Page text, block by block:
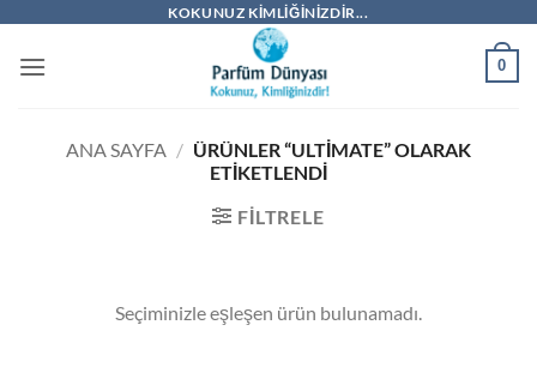
KOKUNUZ KIMLIĞINIZDIR...
0
ANA SAYFA / ÜRÜNLER “ULTIMATE” OLARAK
ETIKETLENDI
FILTRELE
Seçiminizle eşleşen ürün bulunamadı.